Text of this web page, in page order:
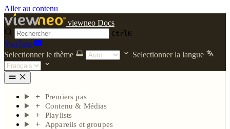
Aller au contenu
viewneo Docs
CtrlK
YouTube
Selectionner le thème
Selectionner la langue
Premiers pas
Contenu & Médias
Playlists
Appareils et groupes